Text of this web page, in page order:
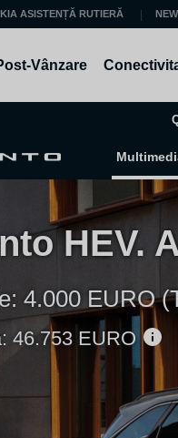
KIA ASISTENȚĂ RUTIERĂ
Vânzare
HEV.
4.000 EURO
46.753 EURO